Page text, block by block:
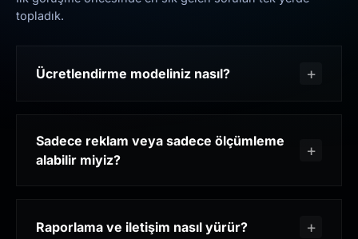
topladık.
Ücretlendirme modeliniz nasıl?
Sadece reklam veya sadece ölçümleme
alabilir miyiz?
Raporlama ve iletişim nasıl yürür?